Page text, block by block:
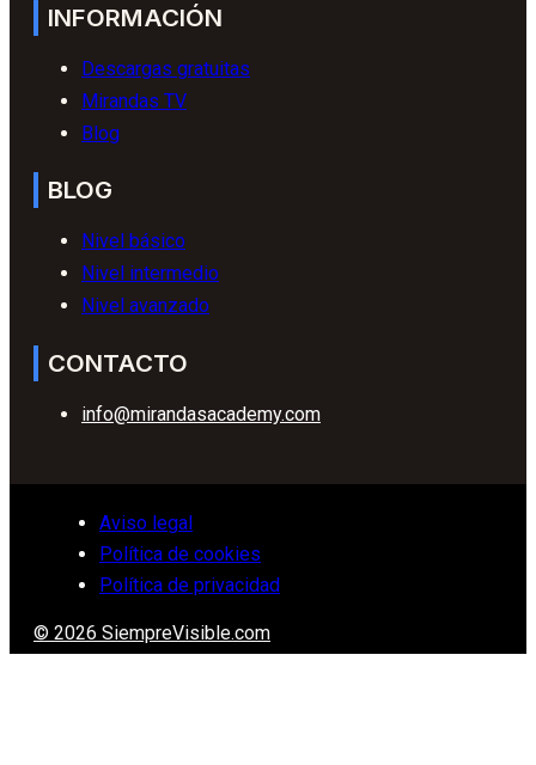
INFORMACIÓN
Descargas gratuitas
Mirandas TV
Blog
BLOG
Nivel básico
Nivel intermedio
Nivel avanzado
CONTACTO
info@mirandasacademy.com
Aviso legal
Política de cookies
Política de privacidad
© 2026 SiempreVisible.com